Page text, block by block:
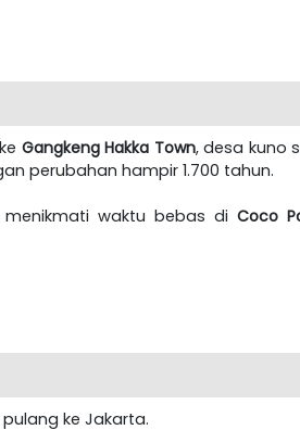
Gangkeng Hakka Town, desa kuno
perubahan hampir 1.700 tahun.
menikmati waktu bebas diCoco
ke Jakarta.